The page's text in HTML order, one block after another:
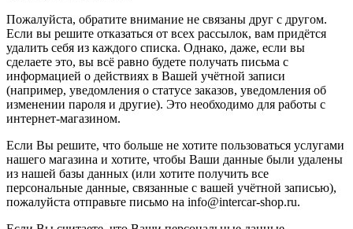
Пожалуйста, обратите внимание не связаны друг с другом.
Если вы решите отказаться от всех рассылок, вам придётся
удалить себя из каждого списка. Однако, даже, если вы
сделаете это, вы всё равно будете получать письма с
информацией о действиях в Вашей учётной записи
(например, уведомления о статусе заказов, уведомления об
изменении пароля и другие). Это необходимо для работы с
интернет-магазином.
Если Вы решите, что больше не хотите пользоваться услугами
нашего магазина и хотите, чтобы Ваши данные были удалены
из нашей базы данных (или хотите получить все
персональные данные, связанные с вашей учётной записью),
пожалуйста отправьте письмо на info@intercar-shop.ru.